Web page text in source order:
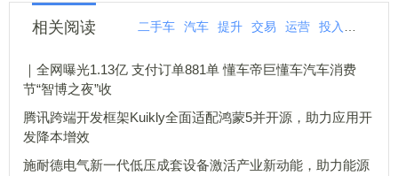
相关阅读 二手车 汽车 提升 交易 运营 投入
｜全网曝光1.13亿 支付订单881单 懂车帝巨懂车汽车消费
节“智博之夜”收
腾讯跨端开发框架Kuikly全面适配鸿蒙5并开源，助力应用开
发降本增效
施耐德电气新一代低压成套设备激活产业新动能，助力能源